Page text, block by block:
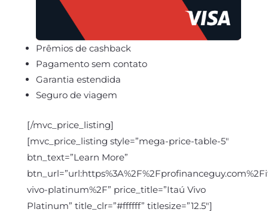
Prêmios de cashback
Pagamento sem contato
Garantia estendida
Seguro de viagem
[/mvc_price_listing]
[mvc_price_listing style=”mega-price-table-5″
btn_text=”Learn More”
vivo-platinum%2F” price_title=”Itaú Vivo
Platinum” title_clr=”#ffffff” titlesize=”12.5″]